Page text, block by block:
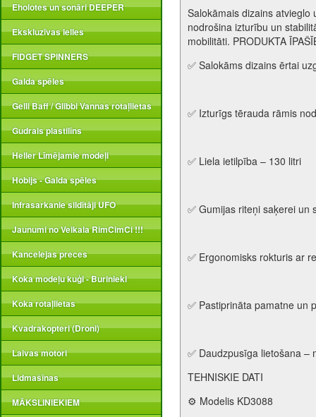
Eholotes un sonāri DEEPER
Ekskluzīvas lelles
FIDGET SPINNERS
Galda spēles
Gelli Baff / Glibbi Vannas rotaļlietas
Gudrais plastilīns
Heller Līmējamie modeļi
Hobijs - Galda spēles
Infrasarkanie sildītāji UFO
Jaunumi no Veikala RimCimCi !!!
Kancelejas preces
Koka modeļu kuģi - Burinieki
Koka rotaļlietas
Kvadrakopteri (Droni)
Laivas motori
Lidmašīnas
MĀKSLINIEKIEM
Salokāmais dizains
nodrošina izturību un
mobilitāti. PRODUKTA
✅ Salokāms dizains ērtai
✅ Izturīgs tērauda rāmis
✅ Liela ietilpība – 130 litri
✅ Gumijas riteņi saķerei un
✅ Ergonomisks rokturis ar
✅ Pastiprināta pamatne un
✅ Daudzpusīga lietošana –
TEHNISKIE DATI
⚙️ Modelis KD3088